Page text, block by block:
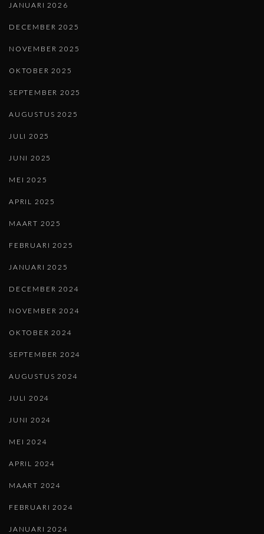
JANUARI 2026
DECEMBER 2025
NOVEMBER 2025
OKTOBER 2025
SEPTEMBER 2025
AUGUSTUS 2025
JULI 2025
JUNI 2025
MEI 2025
APRIL 2025
MAART 2025
FEBRUARI 2025
JANUARI 2025
DECEMBER 2024
NOVEMBER 2024
OKTOBER 2024
SEPTEMBER 2024
AUGUSTUS 2024
JULI 2024
JUNI 2024
MEI 2024
APRIL 2024
MAART 2024
FEBRUARI 2024
JANUARI 2024